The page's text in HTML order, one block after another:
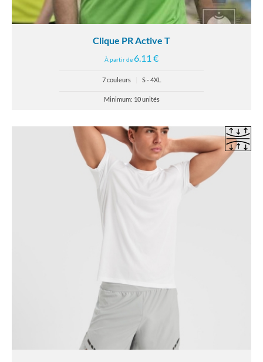
Clique PR Active T
À partir de6.11 €
7 couleurs S - 4XL
Minimum: 10 unités